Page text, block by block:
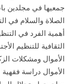
جمعيها في مجلدين
الصلاة والسلام في
أهمية الفرد في
الثقافية للتنظيم
الأموال ومشكلات
الأموال دراسة